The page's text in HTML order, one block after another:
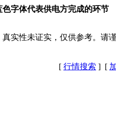
色字体代表供电方完成的环节
实性未证实，仅供参考。请
[ 行情搜索 ] [